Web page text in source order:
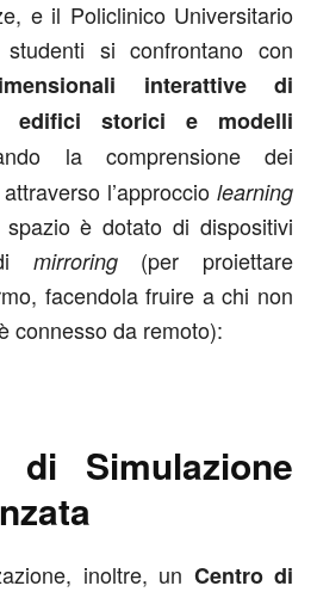
e il Policlinico Universitario
si confrontano con
interattive di
edifici storici e modelli
la comprensione dei
l’approccio learning
è dotato di dispositivi
mirroring (per proiettare
facendola fruire a chi non
connesso da remoto):
di Simulazione
inoltre, un Centro di